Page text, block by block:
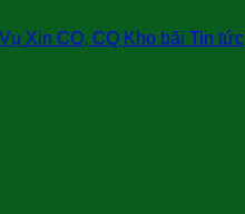
Xin CO, CQ Kho bãi Tin tức